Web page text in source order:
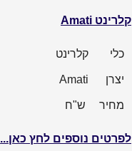
קלרינט Amati
כלי קלרינט
יצרן Amati
מחיר ש"ח
לפרטים נוספים לחץ כאן...